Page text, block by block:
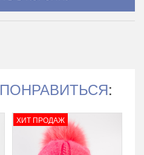
ПОНРАВИТЬСЯ:
ХИТ ПРОДАЖ